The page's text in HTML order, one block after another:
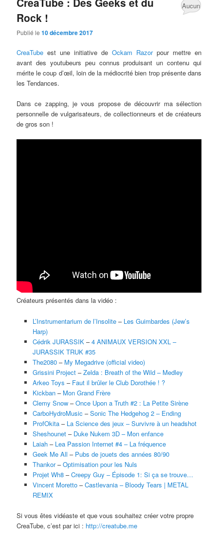
Rock !
Publié le10 décembre 2017
Aucun
CreaTube est une initiative de Ockam Razorpour mettre en
avant des youtubeurs peu connus produisant un contenu qui
mérite le coup d’œil, loin de la médiocrité bien trop présente dans
les Tendances.
Dans ce zapping, je vous propose de découvrir ma sélection
personnelle de vulgarisateurs, de collectionneurs et de créateurs
de gros son !
Créateurs présentés dans la vidéo :
L’Instrumentarium de l’Insolite– Les Guimbardes (Jew’s
Harp)
Cédrik JURASSIK–4 ANIMAUX VERSION XXL –
JURASSIK TRUK #35
The2080– My Megadrive (official video)
Grissini Project–Zelda : Breath of the Wild – Medley
Arkeo Toys – Faut il brûler le Club Dorothée ! ?
Kickban– Mon Grand Frère
Clemy Snow–Once Upon a Truth #2 : La Petite Sirène
CarboHydroMusic –Sonic The Hedgehog 2 – Ending
ProfOkita– La Science des jeux – Survivre à un headshot
Sheshounet– Duke Nukem 3D – Mon enfance
Laiah– Lea Passion Internet #4 – La fréquence
Geek Me All – Pubs de jouets des années 80/90
Thankor–Optimisation pour les Nuls
Projet Wh8–Creepy Guy – Épisode 1: Si ça se trouve…
Vincent Moretto–Castlevania – Bloody Tears | METAL
REMIX
Si vous êtes vidéaste et que vous souhaitez créer votre propre
CreaTube, c’est par ici : http://creatube.me